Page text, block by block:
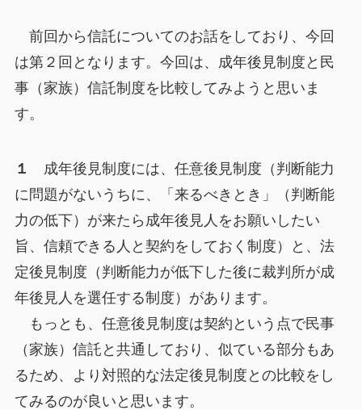
前回から信託についてのお話をしており、今回
は第２回となります。今回は、成年後見制度と民
事（家族）信託制度を比較してみようと思いま
す。
１
成年後見制度には、任意後見制度（判断能力
に問題がないうちに、「来るべきとき」（判断能
力の低下）が来たら成年後見人をお願いしたい
旨、信頼できる人と契約をしておく制度）と、法
定後見制度（判断能力が低下した後に裁判所が成
年後見人を選任する制度）があります。
もっとも、任意後見制度は契約という点で民事
（家族）信託と共通しており、似ている部分もあ
るため、より対照的な法定後見制度との比較をし
てみるのが良いと思います。